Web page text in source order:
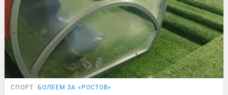
СПОРТ БОЛЕЕМ ЗА «РОСТОВ»